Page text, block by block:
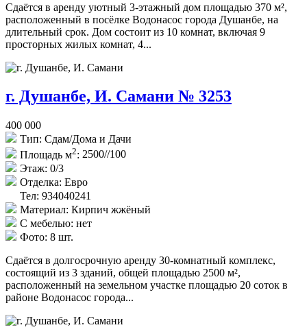
Сдаётся в аренду уютный 3-этажный дом площадью 370 м²,
расположенный в посёлке Водонасос города Душанбе, на
длительный срок. Дом состоит из 10 комнат, включая 9
просторных жилых комнат, 4...
г. Душанбе, И. Самани № 3253
400 000
Тип: Сдам/Дома и Дачи
Площадь м2: 2500//100
Этаж: 0/3
Отделка: Евро
Тел: 934040241
Материал: Кирпич жжёный
С мебелью: нет
Фото: 8 шт.
Сдаётся в долгосрочную аренду 30-комнатный комплекс,
состоящий из 3 зданий, общей площадью 2500 м²,
расположенный на земельном участке площадью 20 соток в
районе Водонасос города...